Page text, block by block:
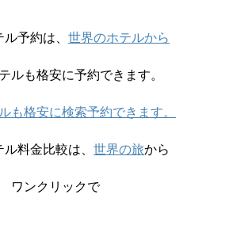
予約は、 世界のホテルから
ルも格安に予約できます。
も格安に検索予約できます。
料金比較は、 世界の旅から
ワンクリックで